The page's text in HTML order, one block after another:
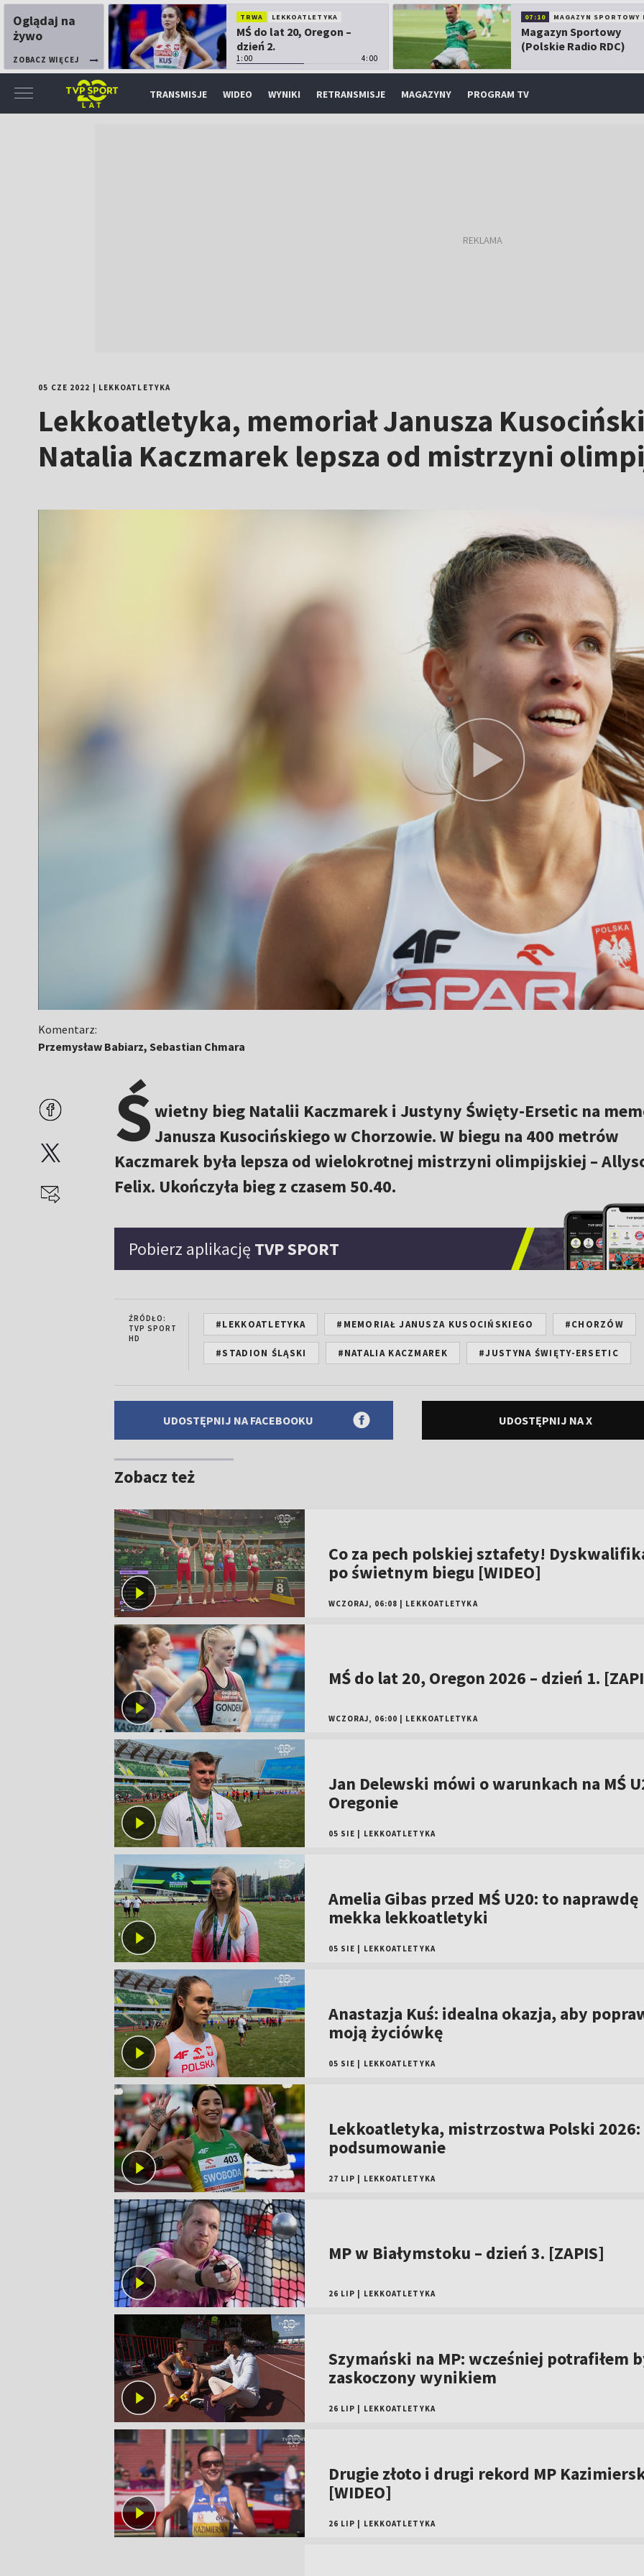
Oglądaj na
żywo
ZOBACZ WIĘCEJ
TRWA LEKKOATLETYKA
MŚ do lat 20, Oregon –
dzień 2.
1:00 4:00
07:10 MAGAZYN SPORTOWY
Magazyn Sportowy
(Polskie Radio RDC)
TRANSMISJE WIDEO WYNIKI RETRANSMISJE MAGAZYNY PROGRAM TV
05 CZE 2022 LEKKOATLETYKA
Lekkoatletyka, memoriał Janusza
Natalia Kaczmarek lepsza od mistrzyni
Komentarz:
Przemysław Babiarz, Sebastian Chmara
Świetny bieg Natalii Kaczmarek i Justyny Święty-Ersetic na
Janusza Kusocińskiego w Chorzowie. W biegu na 400 metrów
Kaczmarek była lepsza od wielokrotnej mistrzyni olimpijskiej –
Felix. Ukończyła bieg z czasem 50.40.
Pobierz aplikację TVP SPORT
ŹRÓDŁO:
TVP SPORT
HD
#LEKKOATLETYKA #MEMORIAŁ JANUSZA KUSOCIŃSKIEGO #CHORZÓW
#STADION ŚLĄSKI #NATALIA KACZMAREK #JUSTYNA ŚWIĘTY-ERSETIC
UDOSTĘPNIJ NA FACEBOOKU UDOSTĘPNIJ NA X
Zobacz też
Co za pech polskiej sztafety!
po świetnym biegu [WIDEO]
WCZORAJ, 06:08 LEKKOATLETYKA
MŚ do lat 20, Oregon 2026 – dzień 1.
WCZORAJ, 06:00 LEKKOATLETYKA
Jan Delewski mówi o warunkach na MŚ
Oregonie
05 SIE LEKKOATLETYKA
Amelia Gibas przed MŚ U20: to naprawdę
mekka lekkoatletyki
05 SIE LEKKOATLETYKA
Anastazja Kuś: idealna okazja, aby
moją życiówkę
05 SIE LEKKOATLETYKA
Lekkoatletyka, mistrzostwa Polski 2026:
podsumowanie
27 LIP LEKKOATLETYKA
MP w Białymstoku – dzień 3. [ZAPIS]
26 LIP LEKKOATLETYKA
Szymański na MP: wcześniej potrafiłem
zaskoczony wynikiem
26 LIP LEKKOATLETYKA
Drugie złoto i drugi rekord MP
[WIDEO]
26 LIP LEKKOATLETYKA